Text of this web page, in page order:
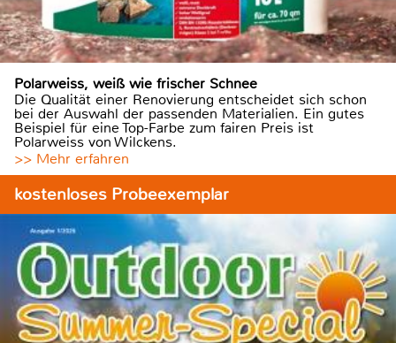
Polarweiss, weiß wie frischer Schnee
Die Qualität einer Renovierung entscheidet sich schon
bei der Auswahl der passenden Materialien. Ein gutes
Beispiel für eine Top-Farbe zum fairen Preis ist
Polarweiss von Wilckens.
>> Mehr erfahren
kostenloses Probeexemplar